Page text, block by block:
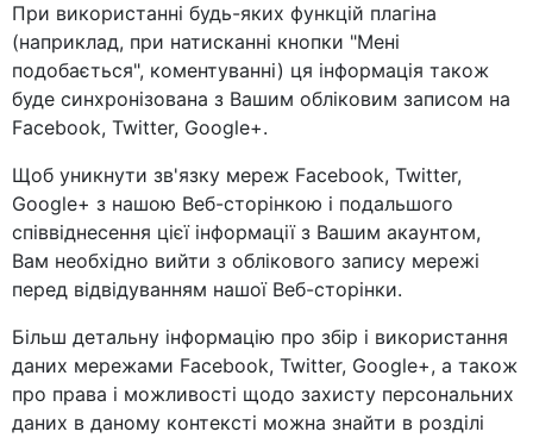
При використанні будь-яких функцій плагіна
(наприклад, при натисканні кнопки "Мені
подобається", коментуванні) ця інформація також
буде синхронізована з Вашим обліковим записом на
Facebook, Twitter, Google+.
Щоб уникнути зв'язку мереж Facebook, Twitter,
Google+ з нашою Веб-сторінкою і подальшого
співвіднесення цієї інформації з Вашим акаунтом,
Вам необхідно вийти з облікового запису мережі
перед відвідуванням нашої Веб-сторінки.
Більш детальну інформацію про збір і використання
даних мережами Facebook, Twitter, Google+, а також
про права і можливості щодо захисту персональних
даних в даному контексті можна знайти в розділі